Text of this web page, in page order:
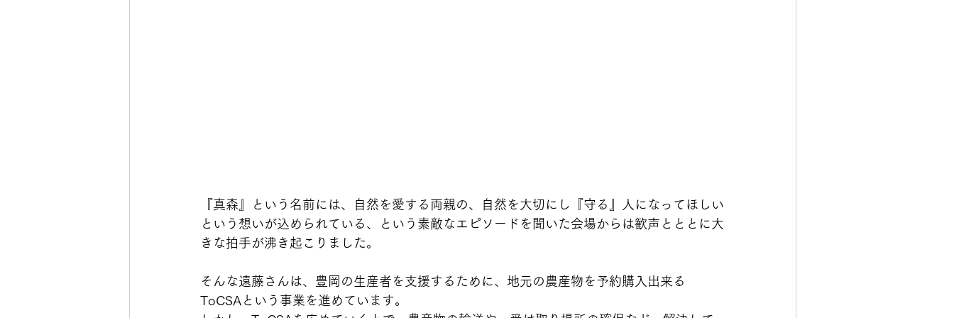
『真森』という名前には、自然を愛する両親の、自然を大切にし『守る』人になってほしい
という想いが込められている、という素敵なエピソードを聞いた会場からは歓声とととに大
きな拍手が沸き起こりました。
そんな遠藤さんは、豊岡の生産者を支援するために、地元の農産物を予約購入出来る
ToCSAという事業を進めています。